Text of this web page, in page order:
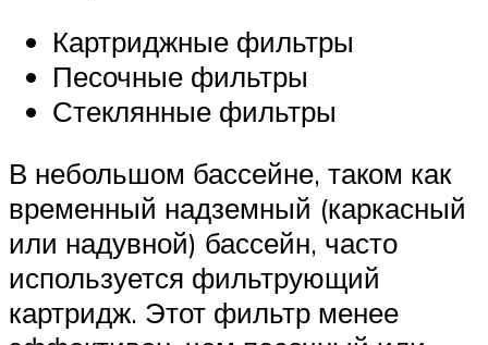
Картриджные фильтры
Песочные фильтры
Стеклянные фильтры
В небольшом бассейне, таком как
временный надземный (каркасный
или надувной) бассейн, часто
используется фильтрующий
картридж. Этот фильтр менее